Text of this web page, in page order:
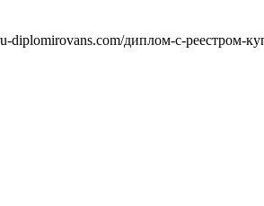
диплом-с-реестром-